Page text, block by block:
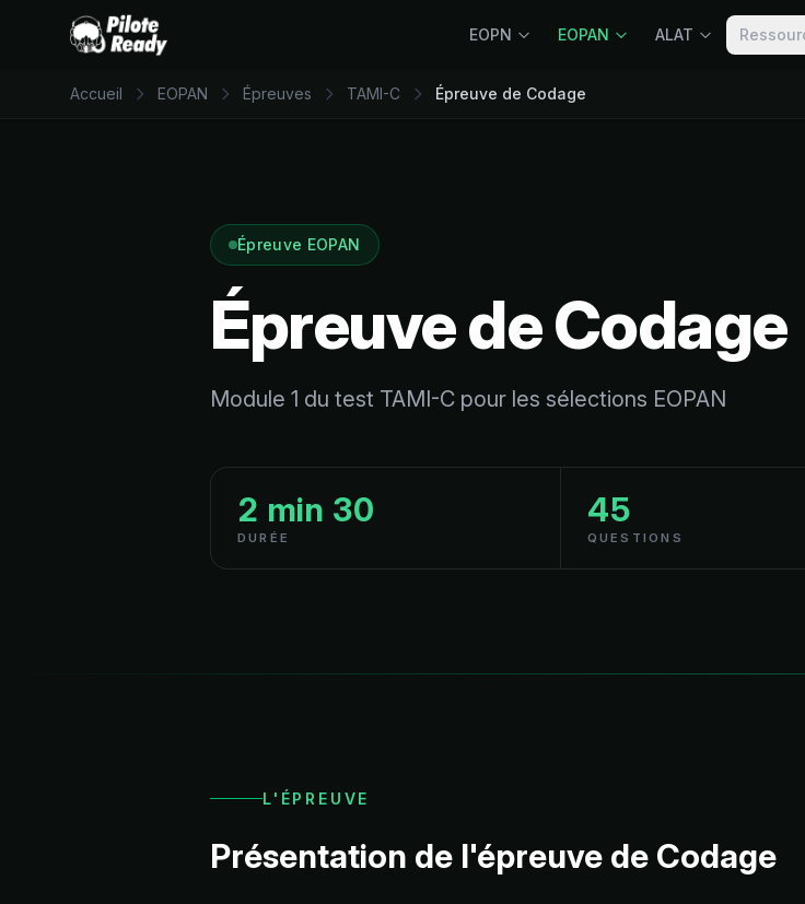
EOPN EOPAN ALAT
Accueil EOPAN Épreuves TAMI-C Épreuve de Codage
Épreuve EOPAN
Épreuve de Codage
Module 1 du test TAMI-C pour les sélections EOPAN
DURÉE
2 min 30
QUESTIONS
45
L'ÉPREUVE
Présentation de l'épreuve de Codage